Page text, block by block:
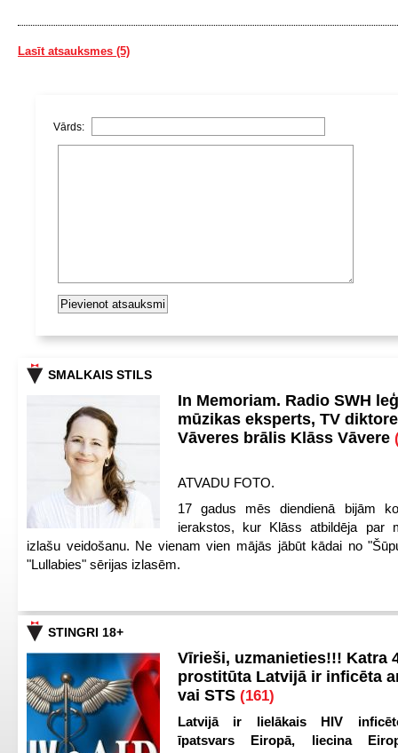
Lasīt atsauksmes (5)
Vārds:
SMALKAIS STILS
In Memoriam. Radio SWH
mūzikas eksperts, TV
Vāveres brālis Klāss Vāvere
ATVADU FOTO.
17 gadus mēs diendienā bijām
ierakstos, kur Klāss atbildēja par
izlašu veidošanu. Ne vienam vien mājās jābūt kādai no
"Lullabies" sērijas izlasēm.
STINGRI 18+
Vīrieši, uzmanieties!!! Katra
prostitūta Latvijā ir inficēta
vai STS (161)
Latvijā ir lielākais HIV
īpatsvars Eiropā, liecina